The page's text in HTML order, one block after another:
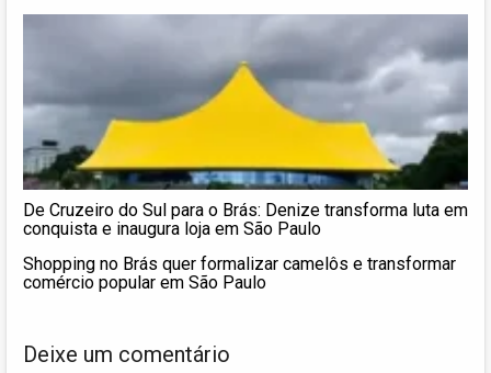
De Cruzeiro do Sul para o Brás: Denize transforma luta em
conquista e inaugura loja em São Paulo
Shopping no Brás quer formalizar camelôs e transformar
comércio popular em São Paulo
Deixe um comentário